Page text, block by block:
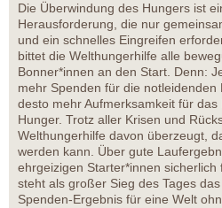
Die Überwindung des Hungers ist
Herausforderung, die nur
und ein schnelles Eingreifen
bittet die Welthungerhilfe alle
Bonner*innen an den Start. Denn:
mehr Spenden für die notleidenden
desto mehr Aufmerksamkeit für
Hunger. Trotz aller Krisen und
Welthungerhilfe davon überzeugt,
werden kann. Über gute
ehrgeizigen Starter*innen
steht als großer Sieg des Tages
Spenden-Ergebnis für eine Welt